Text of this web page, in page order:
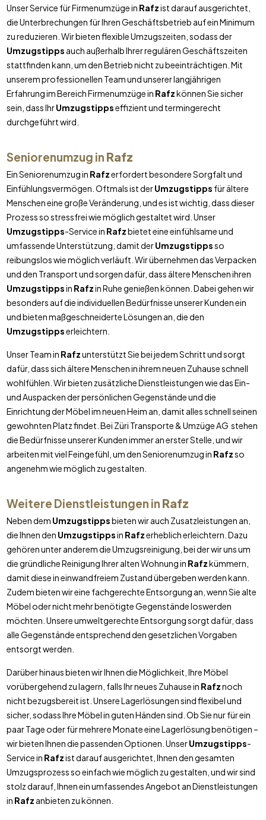
Unser Service für Firmenumzüge in Rafzist darauf ausgerichtet,
die Unterbrechungen für Ihren Geschäftsbetrieb auf ein Minimum
zu reduzieren. Wir bieten flexible Umzugszeiten, sodass der
Umzugstipps auch außerhalb Ihrer regulären Geschäftszeiten
stattfinden kann, um den Betrieb nicht zu beeinträchtigen. Mit
unserem professionellen Team und unserer langjährigen
Erfahrung im Bereich Firmenumzüge in Rafzkönnen Sie sicher
sein, dass IhrUmzugstippseffizient und termingerecht
durchgeführt wird.
Seniorenumzug in Rafz
Ein Seniorenumzug in Rafzerfordert besondere Sorgfalt und
Einfühlungsvermögen. Oftmals ist derUmzugstipps für ältere
Menschen eine große Veränderung, und es ist wichtig, dass dieser
Prozess so stressfrei wie möglich gestaltet wird. Unser
Umzugstipps-Service in Rafzbietet eine einfühlsame und
umfassende Unterstützung, damit derUmzugstippsso
reibungslos wie möglich verläuft. Wir übernehmen das Verpacken
und den Transport und sorgen dafür, dass ältere Menschen ihren
Umzugstippsin Rafzin Ruhe genießen können. Dabei gehen wir
besonders auf die individuellen Bedürfnisse unserer Kunden ein
und bieten maßgeschneiderte Lösungen an, die den
Umzugstippserleichtern.
Unser Team in Rafzunterstützt Sie bei jedem Schritt und sorgt
dafür, dass sich ältere Menschen in ihrem neuen Zuhause schnell
wohlfühlen. Wir bieten zusätzliche Dienstleistungen wie das Ein-
und Auspacken der persönlichen Gegenstände und die
Einrichtung der Möbel im neuen Heim an, damit alles schnell seinen
gewohnten Platz findet. Bei Züri Transporte & Umzüge AG stehen
die Bedürfnisse unserer Kunden immer an erster Stelle, und wir
arbeiten mit viel Feingefühl, um den Seniorenumzug in Rafzso
angenehm wie möglich zu gestalten.
Weitere Dienstleistungen in Rafz
Neben dem Umzugstippsbieten wir auch Zusatzleistungen an,
die Ihnen den Umzugstippsin Rafzerheblich erleichtern. Dazu
gehören unter anderem die Umzugsreinigung, bei der wir uns um
die gründliche Reinigung Ihrer alten Wohnung in Rafzkümmern,
damit diese in einwandfreiem Zustand übergeben werden kann.
Zudem bieten wir eine fachgerechte Entsorgung an, wenn Sie alte
Möbel oder nicht mehr benötigte Gegenstände loswerden
möchten. Unsere umweltgerechte Entsorgung sorgt dafür, dass
alle Gegenstände entsprechend den gesetzlichen Vorgaben
entsorgt werden.
Darüber hinaus bieten wir Ihnen die Möglichkeit, Ihre Möbel
vorübergehend zu lagern, falls Ihr neues Zuhause in Rafznoch
nicht bezugsbereit ist. Unsere Lagerlösungen sind flexibel und
sicher, sodass Ihre Möbel in guten Händen sind. Ob Sie nur für ein
paar Tage oder für mehrere Monate eine Lagerlösung benötigen –
wir bieten Ihnen die passenden Optionen. UnserUmzugstipps-
Service in Rafzist darauf ausgerichtet, Ihnen den gesamten
Umzugsprozess so einfach wie möglich zu gestalten, und wir sind
stolz darauf, Ihnen ein umfassendes Angebot an Dienstleistungen
in Rafz anbieten zu können.